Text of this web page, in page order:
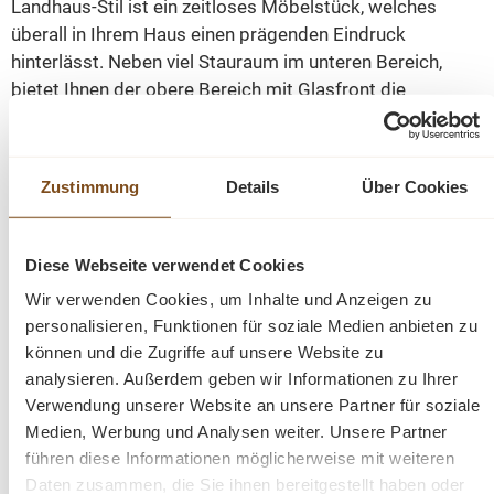
Zustimmung Details Über Cookies
Diese Webseite verwendet Cookies
Wir verwenden Cookies, um Inhalte und Anzeigen zu
personalisieren, Funktionen für soziale Medien anbieten zu
können und die Zugriffe auf unsere Website zu
analysieren. Außerdem geben wir Informationen zu Ihrer
Verwendung unserer Website an unsere Partner für soziale
Medien, Werbung und Analysen weiter. Unsere Partner
führen diese Informationen möglicherweise mit weiteren
Daten zusammen, die Sie ihnen bereitgestellt haben oder
Landhaus-Stil ist ein zeitloses Möbelstück, welches
überall in Ihrem Haus einen prägenden Eindruck
hinterlässt. Neben viel Stauraum im unteren Bereich,
bietet Ihnen der obere Bereich mit Glasfront die
Möglichkeit, durch Wohnaccessoires den Landhaus-Stil
zu unterstreichen. Das Buffet ist außen weiß und innen
Buffetschrank wird nicht nur Ihr Eigenheim in neuem
Glanz erstrahlen lassen, sondern durch seine
Langlebigkeit und Anblick Sie auf Dauer erfreuen.
Abmessungen(H/B/T): 220/220/50 cm
Details: